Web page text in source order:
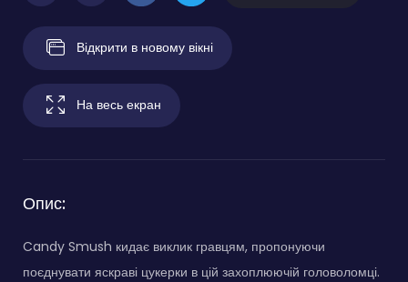
Відкрити в новому вікні
На весь екран
Опис:
Candy Smush кидає виклик гравцям, пропонуючи
поєднувати яскраві цукерки в цій захоплюючій головоломці.